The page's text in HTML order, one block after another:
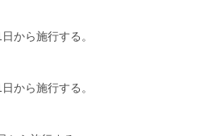
から施行する。
から施行する。